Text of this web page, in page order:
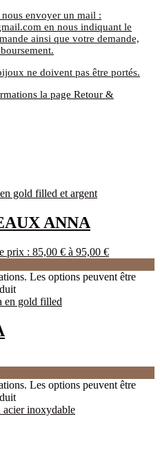
envoyer un mail :
en nous indiquant le
ainsi que votre demande,
ne doivent pas être portés.
la page Retour &
ANNA
prix : 85,00 € à 95,00 €
Les options peuvent être
Les options peuvent être